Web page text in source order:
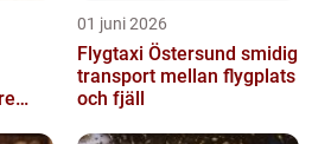
01 juni 2026
Flygtaxi Östersund smidig
transport mellan flygplats
och fjäll